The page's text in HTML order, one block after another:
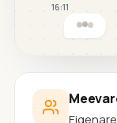
16:11